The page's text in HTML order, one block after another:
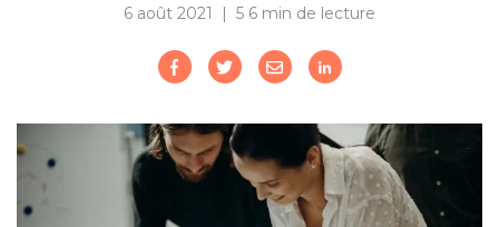
6 août 2021 | 5 6 min de lecture